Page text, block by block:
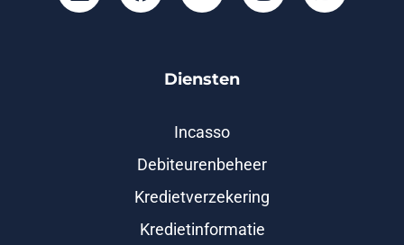
Diensten
Incasso
Debiteurenbeheer
Kredietverzekering
Kredietinformatie